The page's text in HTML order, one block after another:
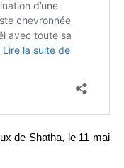
de Shatha, le 11 mai